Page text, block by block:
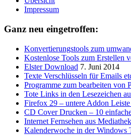
Impressum
Ganz neu eingetroffen:
Konvertierungstools zum
Kostenlose Tools zum Erstellen
Elster Download 7. Juni 2014
Texte Verschlüsseln für Emails
Programme zum bearbeiten von
Tote Links in den Lesezeichen
Firefox 29 – untere Addon
CD Cover Drucken – 10
Internet Fernsehen aus
Kalenderwoche in der Windows